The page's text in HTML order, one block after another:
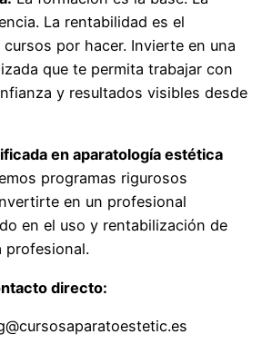
La rentabilidad es el
por hacer. Invierte en una
que te permita trabajar con
y resultados visibles desde
en aparatología estética
programas rigurosos
en un profesional
en el uso y rentabilización de
profesional.
directo: